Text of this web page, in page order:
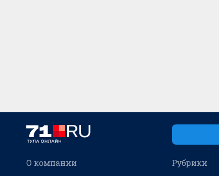
О компании Рубрики